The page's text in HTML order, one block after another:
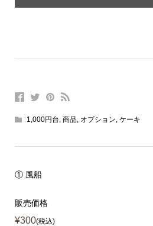
1,000円台, 商品, オプション, ケーキ
① 風船
販売価格
¥300(税込)